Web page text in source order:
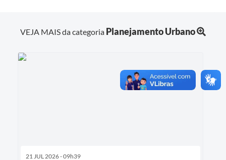
VEJA MAIS da categoria Planejamento Urbano
21 JUL 2026 - 09h39